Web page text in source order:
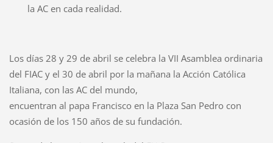
la AC en cada realidad.
Los días 28 y 29 de abril se celebra la VII Asamblea ordinaria
del FIAC y el 30 de abril por la mañana la Acción Católica
Italiana, con las AC del mundo,
encuentran al papa Francisco en la Plaza San Pedro con
ocasión de los 150 años de su fundación.